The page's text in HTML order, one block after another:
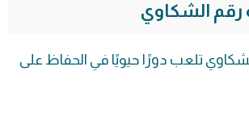
رقم الشكاوي
تلعب دورًا حيويًا في الحفاظ على